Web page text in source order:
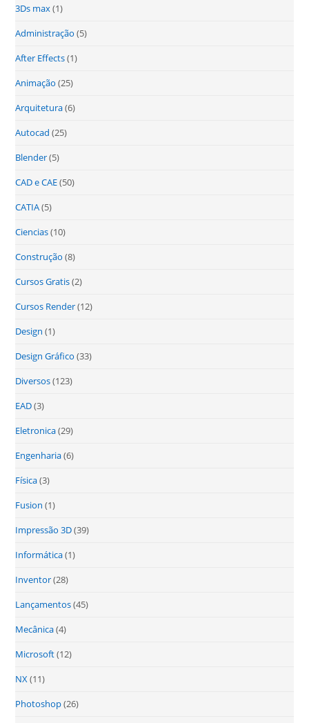
3Ds max(1)
Administração (5)
After Effects(1)
Animação (25)
Arquitetura(6)
Autocad (25)
Blender(5)
CAD e CAE(50)
CATIA(5)
Ciencias(10)
Construção (8)
Cursos Gratis(2)
Cursos Render(12)
Design (1)
Design Gráfico (33)
Diversos(123)
EAD(3)
Eletronica(29)
Engenharia(6)
Física(3)
Fusion (1)
Impressão 3D(39)
Informática(1)
Inventor(28)
Lançamentos(45)
Mecânica(4)
Microsoft(12)
NX (11)
Photoshop(26)